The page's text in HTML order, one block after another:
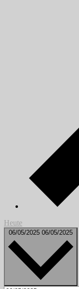
Heute
06/05/2025 06/05/2025